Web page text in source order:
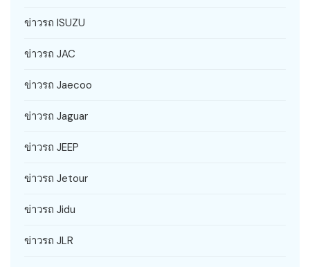
ข่าวรถ ISUZU
ข่าวรถ JAC
ข่าวรถ Jaecoo
ข่าวรถ Jaguar
ข่าวรถ JEEP
ข่าวรถ Jetour
ข่าวรถ Jidu
ข่าวรถ JLR